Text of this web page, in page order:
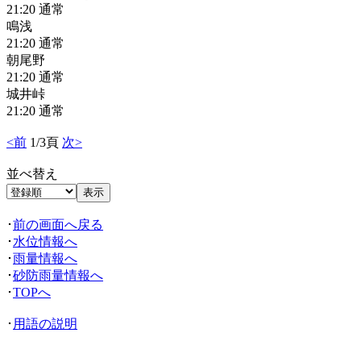
21:20 通常
鳴浅
21:20 通常
朝尾野
21:20 通常
城井峠
21:20 通常
<前 1/3頁 次>
並べ替え
･前の画面へ戻る
･ 水位情報へ
･雨量情報へ
･砂防雨量情報へ
･TOPへ
･ 用語の説明